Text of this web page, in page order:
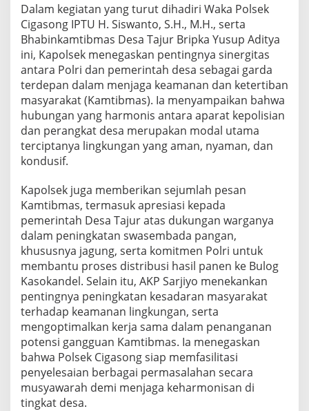
Dalam kegiatan yang turut dihadiri Waka Polsek
Cigasong IPTU H. Siswanto, S.H., M.H., serta
Bhabinkamtibmas Desa Tajur Bripka Yusup Aditya
ini, Kapolsek menegaskan pentingnya sinergitas
antara Polri dan pemerintah desa sebagai garda
terdepan dalam menjaga keamanan dan ketertiban
masyarakat (Kamtibmas). Ia menyampaikan bahwa
hubungan yang harmonis antara aparat kepolisian
dan perangkat desa merupakan modal utama
terciptanya lingkungan yang aman, nyaman, dan
kondusif.
Kapolsek juga memberikan sejumlah pesan
Kamtibmas, termasuk apresiasi kepada
pemerintah Desa Tajur atas dukungan warganya
dalam peningkatan swasembada pangan,
khususnya jagung, serta komitmen Polri untuk
membantu proses distribusi hasil panen ke Bulog
Kasokandel. Selain itu, AKP Sarjiyo menekankan
pentingnya peningkatan kesadaran masyarakat
terhadap keamanan lingkungan, serta
mengoptimalkan kerja sama dalam penanganan
potensi gangguan Kamtibmas. Ia menegaskan
bahwa Polsek Cigasong siap memfasilitasi
penyelesaian berbagai permasalahan secara
musyawarah demi menjaga keharmonisan di
tingkat desa.